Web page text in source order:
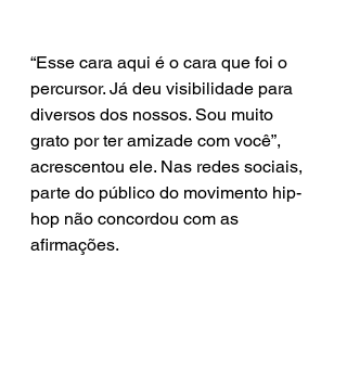
“Esse cara aqui é o cara que foi o
percursor. Já deu visibilidade para
diversos dos nossos. Sou muito
grato por ter amizade com você”,
acrescentou ele. Nas redes sociais,
parte do público do movimento hip-
hop não concordou com as
afirmações.